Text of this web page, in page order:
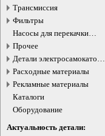
Трансмиссия
Фильтры
Насосы для перекачки
жидкостей
Прочее
Детали электросамокатов и
электротранспорта
Расходные материалы
Рекламные материалы
Каталоги
Оборудование
Актуальность детали: